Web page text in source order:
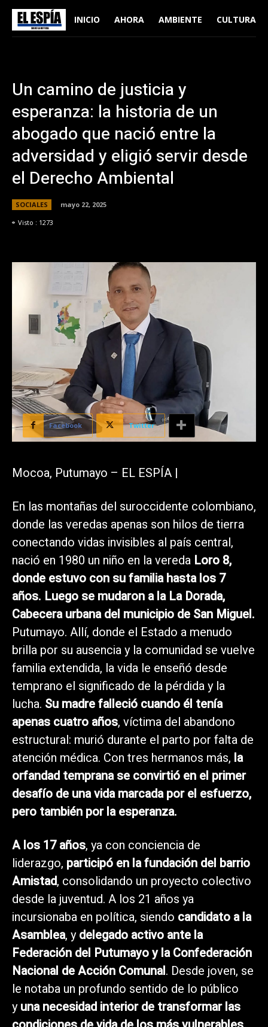
INICIO AHORA AMBIENTE CULTURA
Un camino de justicia y
esperanza: la historia de un
abogado que nació entre la
adversidad y eligió servir desde
el Derecho Ambiental
SOCIALES
mayo 22, 2025
Visto : 1273
Facebook Twitter
Mocoa, Putumayo – EL ESPÍA |
En las montañas del suroccidente colombiano,
donde las veredas apenas son hilos de tierra
conectando vidas invisibles al país central,
nació en 1980 un niño en la vereda Loro 8,
donde estuvo con su familia hasta los 7
años. Luego se mudaron a la La Dorada,
Cabecera urbana del municipio de San Miguel.
Putumayo. Allí, donde el Estado a menudo
brilla por su ausencia y la comunidad se vuelve
familia extendida, la vida le enseñó desde
temprano el significado de la pérdida y la
lucha. Su madre falleció cuando él tenía
apenas cuatro años, víctima del abandono
estructural: murió durante el parto por falta de
atención médica. Con tres hermanos más, la
orfandad temprana se convirtió en el primer
desafío de una vida marcada por el esfuerzo,
pero también por la esperanza.
A los 17 años, ya con conciencia de
liderazgo, participó en la fundación del barrio
Amistad, consolidando un proyecto colectivo
desde la juventud. A los 21 años ya
incursionaba en política, siendo candidato a la
Asamblea, ydelegado activo ante la
Federación del Putumayo y la Confederación
Nacional de Acción Comunal. Desde joven, se
le notaba un profundo sentido de lo público
yuna necesidad interior de transformar las